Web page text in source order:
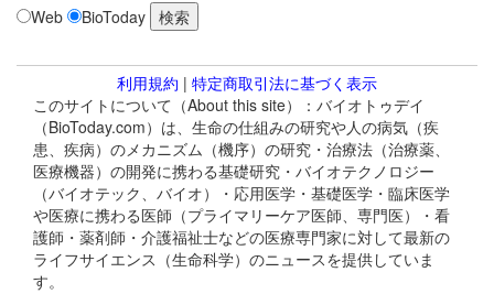
Web BioToday
利用規約 | 特定商取引法に基づく表示
このサイトについて（About this site）：バイオトゥデイ
（BioToday.com）は、生命の仕組みの研究や人の病気（疾
患、疾病）のメカニズム（機序）の研究・治療法（治療薬、
医療機器）の開発に携わる基礎研究・バイオテクノロジー
（バイオテック、バイオ）・応用医学・基礎医学・臨床医学
や医療に携わる医師（プライマリーケア医師、専門医）・看
護師・薬剤師・介護福祉士などの医療専門家に対して最新の
ライフサイエンス（生命科学）のニュースを提供していま
す。